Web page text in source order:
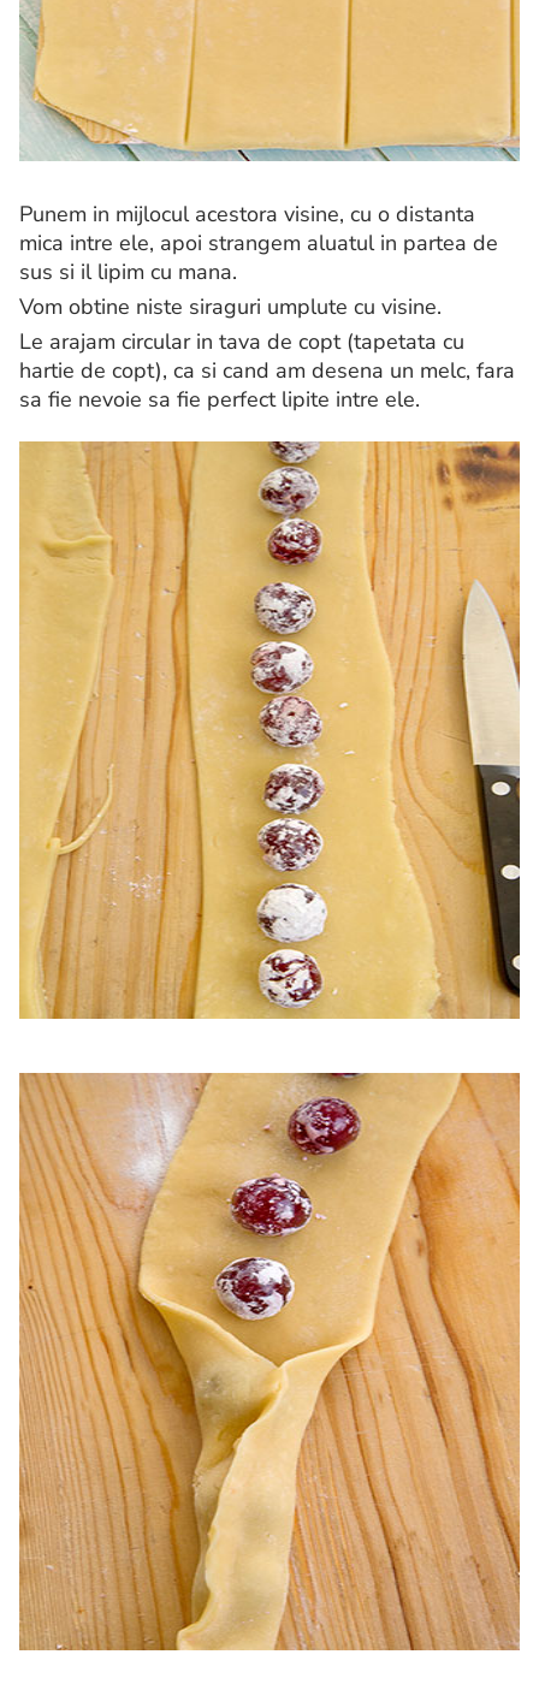
Punem in mijlocul acestora visine, cu o distanta
mica intre ele, apoi strangem aluatul in partea de
sus si il lipim cu mana.
Vom obtine niste siraguri umplute cu visine.
Le arajam circular in tava de copt (tapetata cu
hartie de copt), ca si cand am desena un melc, fara
sa fie nevoie sa fie perfect lipite intre ele.